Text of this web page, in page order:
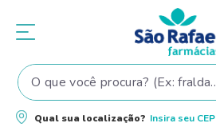
O que você procura? (Ex: fralda...)
Qual sua localização? Insira seu CEP
Termos mais buscados
1º fralda